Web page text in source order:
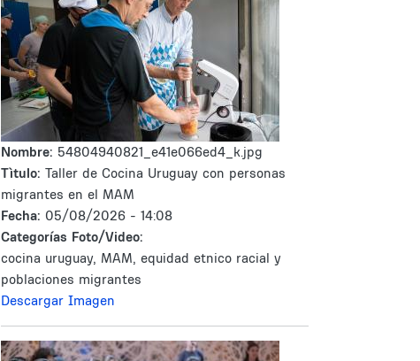
Nombre: 54804940821_e41e066ed4_k.jpg
Tìtulo: Taller de Cocina Uruguay con personas
migrantes en el MAM
Fecha: 05/08/2026 - 14:08
Categorías Foto/Video:
cocina uruguay, MAM, equidad etnico racial y
poblaciones migrantes
Descargar Imagen